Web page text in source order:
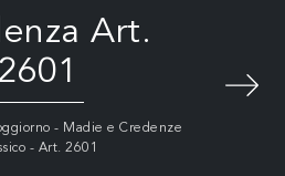
Art.
2601
- Madie e Credenze
- Art. 2601